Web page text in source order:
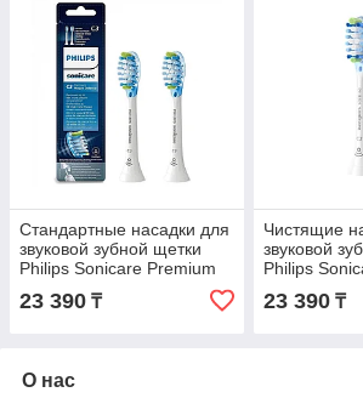
Стандартные насадки для
звуковой зубной щетки
Philips Sonicare Premium
Plaque Defence HX9042/17
2шт
23 390 ₸
Чистящие
звуковой
Philips
Plaque
2 шт
23 390₸
О нас